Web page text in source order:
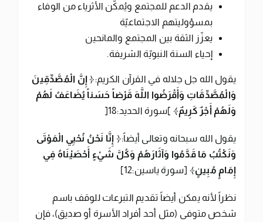
يقدم الدعم للمجتمع ويُمكّن الأثرياء من الوفاء
بمسؤوليتهم الاجتماعيّة
يعزّز الثقة بين المجتمع والمانحين
إحياء السنة النبويّة الشريفة.
يقول الله جل جلاله في القرآن الكريم:﴿ إِنَّ الْمُصَّدِّقِينَ
وَالْمُصَّدِّقَاتِ وَأَقْرَضُوا اللَّهَ قَرْضاً حَسَناً يُضَاعَفُ لَهُمْ
وَلَهُمْ أَجْرٌ كَرِيمٌ﴾ ]سورة الحديد:18[
يقول الله سبحانه وتعالى أيضاً:﴿ إِنَّا نَحْنُ نُحْيِي الْمَوْتَى
وَنَكْتُبُ مَا قَدَّمُوا وَآثَارَهُمْ وَكُلَّ شَيْءٍ أَحْصَيْنَاهُ فِي
إِمَامٍ مُبِينٍ﴾ [سورة ياسين:12]
نظراً لأنه يمكن أيضاً تقديم التبرعات للوقف باسم
شخص متوفى (مثل أحد أفراد الأسرة أو صديق)، فإن